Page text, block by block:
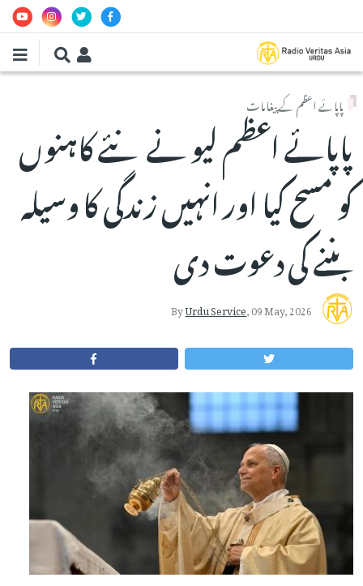
پاپائے اعظم کے پیغامات
پاپائے اعظم لیو نے نئے کاہنوں
کو مسح کیا اور انہیں زندگی کا وسیلہ
بننے کی دعوت دی
ByUrdu Service,09 May, 2026